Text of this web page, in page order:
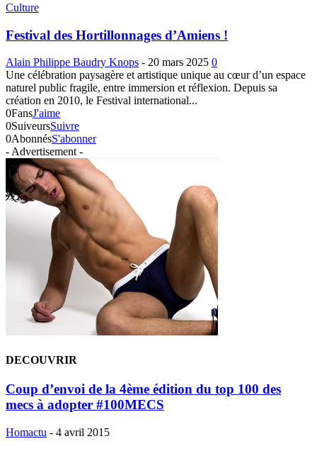
Culture
Festival des Hortillonnages d’Amiens !
Alain Philippe Baudry Knops - 20 mars 2025 0
Une célébration paysagère et artistique unique au cœur d’un espace
naturel public fragile, entre immersion et réflexion. Depuis sa
création en 2010, le Festival international...
0FansJ'aime
0SuiveursSuivre
0AbonnésS'abonner
- Advertisement -
DECOUVRIR
Coup d’envoi de la 4ème édition du top 100 des
mecs à adopter #100MECS
Homactu - 4 avril 2015